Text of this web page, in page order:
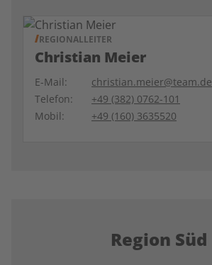
REGIONALLEITER
Christian Meier
E-Mail:
christian.meier@team.de
Telefon:
+49 (382) 0762-101
Mobil:
+49 (160) 3635520
Region Süd